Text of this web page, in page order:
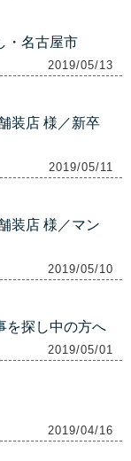
・名古屋市
2019/05/13
装店 様／新卒
2019/05/11
装店 様／マン
2019/05/10
を探し中の方へ
2019/05/01
2019/04/16